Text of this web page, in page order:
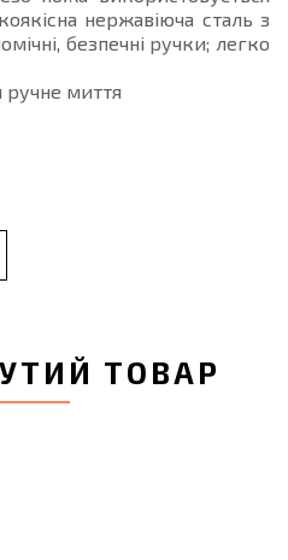
нержавіюча сталь з
безпечні ручки; легко
ручне миття
ТОВАР